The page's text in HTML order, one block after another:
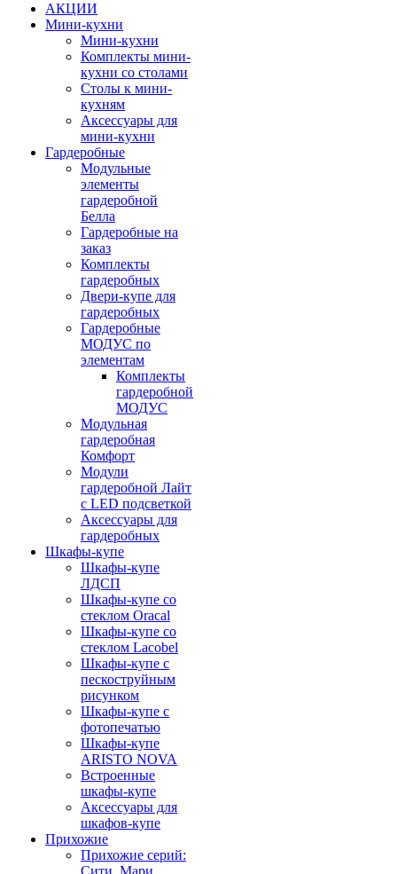
АКЦИИ
Мини-кухни
Мини-кухни
Комплекты мини-
кухни со столами
Столы к мини-
кухням
Аксессуары для
мини-кухни
Гардеробные
Модульные
элементы
гардеробной
Белла
Гардеробные на
заказ
Комплекты
гардеробных
Двери-купе для
гардеробных
Гардеробные
МОДУС по
элементам
Комплекты
гардеробной
МОДУС
Модульная
гардеробная
Комфорт
Модули
гардеробной Лайт
с LED подсветкой
Аксессуары для
гардеробных
Шкафы-купе
Шкафы-купе
ЛДСП
Шкафы-купе со
стеклом Oracal
Шкафы-купе со
стеклом Lacobel
Шкафы-купе с
пескоструйным
рисунком
Шкафы-купе с
фотопечатью
Шкафы-купе
ARISTO NOVA
Встроенные
шкафы-купе
Аксессуары для
шкафов-купе
Прихожие
Прихожие серий:
Сити, Мари